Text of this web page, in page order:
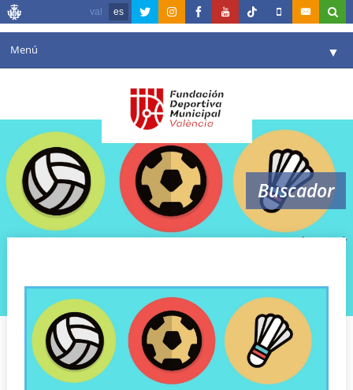
val es
Menú ▼
Agenda
Instalaciones ▼
Comunicación ▼
Valencia en deporte
Buscador
natzaret